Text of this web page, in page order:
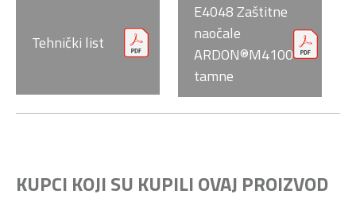
Tehnički list
E4048 Zaštitne
naočale
ARDON®M4100
tamne
KUPCI KOJI SU KUPILI OVAJ PROIZVOD